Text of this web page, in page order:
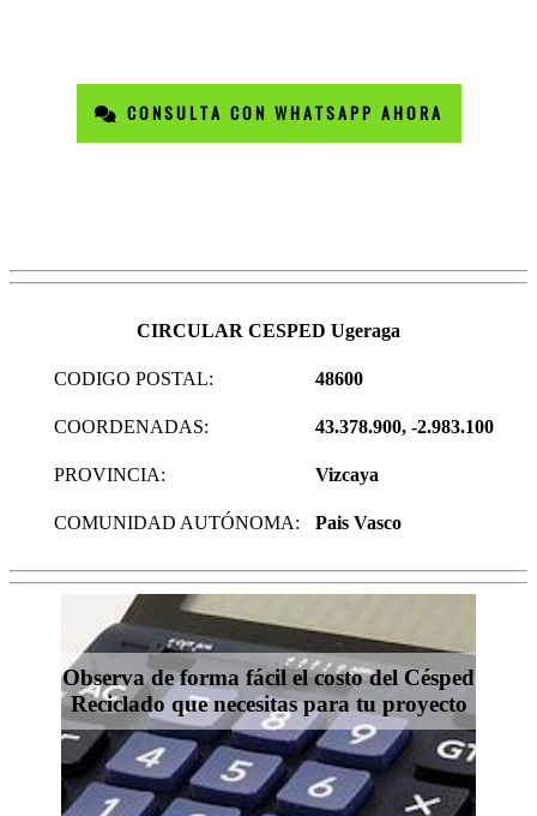
CONSULTA CON WHATSAPP AHORA
CIRCULAR CESPED Ugeraga
CODIGO POSTAL: 48600
COORDENADAS: 43.378.900, -2.983.100
PROVINCIA: Vizcaya
COMUNIDAD AUTÓNOMA: Pais Vasco
Observa de forma fácil el costo del Césped
Reciclado que necesitas para tu proyecto